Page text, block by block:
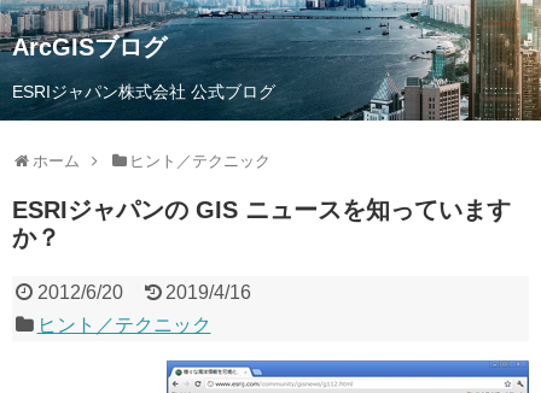
ArcGISブログ
ESRIジャパン株式会社 公式ブログ
ホーム ヒント／テクニック
ESRIジャパンの GIS ニュースを知っています
か？
2012/6/20
2019/4/16
ヒント／テクニック